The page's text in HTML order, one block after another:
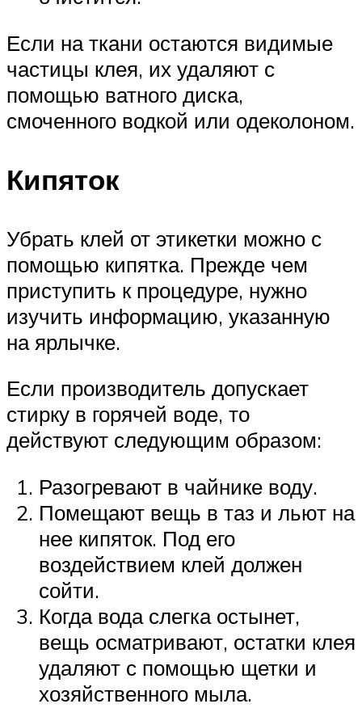
Если на ткани остаются видимые
частицы клея, их удаляют с
помощью ватного диска,
смоченного водкой или одеколоном.
Кипяток
Убрать клей от этикетки можно с
помощью кипятка. Прежде чем
приступить к процедуре, нужно
изучить информацию, указанную
на ярлычке.
Если производитель допускает
стирку в горячей воде, то
действуют следующим образом:
Разогревают в чайнике воду.
Помещают вещь в таз и льют на
нее кипяток. Под его
воздействием клей должен
сойти.
Когда вода слегка остынет,
вещь осматривают, остатки клея
удаляют с помощью щетки и
хозяйственного мыла.